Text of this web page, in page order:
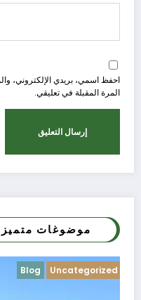
احفظ اسمي، بريدي الإلكتروني،
المرة المقبلة في تعليقي.
موضوغات
Blog Uncategorized